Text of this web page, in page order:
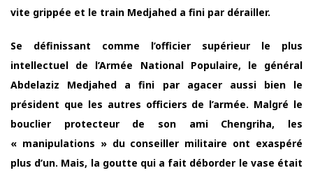
vite grippée et le train Medjahed a fini par dérailler.
Se définissant comme l’officier supérieur le plus
intellectuel de l’Armée National Populaire, le général
Abdelaziz Medjahed a fini par agacer aussi bien le
président que les autres officiers de l’armée. Malgré le
bouclier protecteur de son ami Chengriha, les
« manipulations » du conseiller militaire ont exaspéré
plus d’un. Mais, la goutte qui a fait déborder le vase était